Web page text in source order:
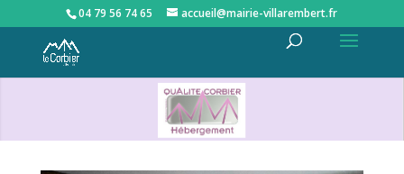
04 79 56 74 65 accueil@mairie-villarembert.fr